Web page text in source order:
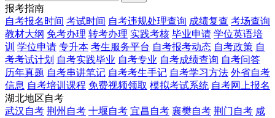
报考指南
自考报名时间 考试时间 自考违规处理查询 成绩复查 考场查询
教材大纲 免考办理 转考办理 实践考核 毕业申请 学位英语培
训 学位申请 专升本 考生服务平台 自考报考动态 自考政策 自
考考试计划 自考实践毕业 自考专业 自考成绩查询 自考问答
历年真题 自考串讲笔记 自考考生手记 自考学习方法 外省自考
信息 自考培训课程 免费视频领取 模拟考试系统 自考网上报名
湖北地区自考
武汉自考 荆州自考 十堰自考 宜昌自考 襄樊自考 荆门自考 咸